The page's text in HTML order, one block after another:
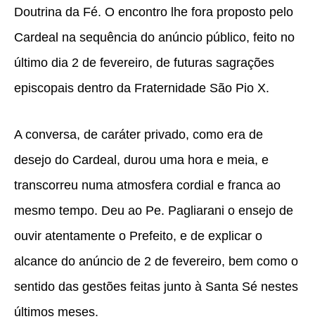
Doutrina da Fé. O encontro lhe fora proposto pelo
Cardeal na sequência do anúncio público, feito no
último dia 2 de fevereiro, de futuras sagrações
episcopais dentro da Fraternidade São Pio X.
A conversa, de caráter privado, como era de
desejo do Cardeal, durou uma hora e meia, e
transcorreu numa atmosfera cordial e franca ao
mesmo tempo. Deu ao Pe. Pagliarani o ensejo de
ouvir atentamente o Prefeito, e de explicar o
alcance do anúncio de 2 de fevereiro, bem como o
sentido das gestões feitas junto à Santa Sé nestes
últimos meses.